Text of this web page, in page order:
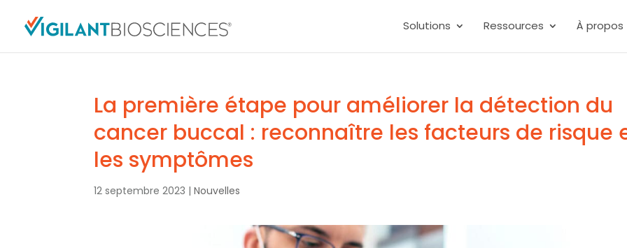
Solutions Ressources À propos
La première étape pour améliorer la détection du
cancer buccal : reconnaître les facteurs de risque
les symptômes
12 septembre 2023 |Nouvelles